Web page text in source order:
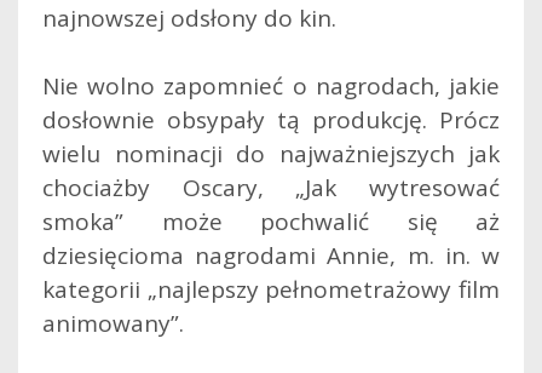
najnowszej odsłony do kin.
Nie wolno zapomnieć o nagrodach, jakie
dosłownie obsypały tą produkcję. Prócz
wielu nominacji do najważniejszych jak
chociażby Oscary, „Jak wytresować
smoka” może pochwalić się aż
dziesięcioma nagrodami Annie, m. in. w
kategorii „najlepszy pełnometrażowy film
animowany”.